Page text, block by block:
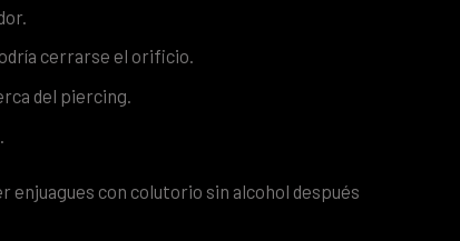
cerrarse el orificio.
del piercing.
enjuagues con colutorio sin alcohol después